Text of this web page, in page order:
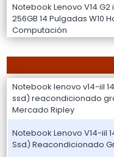
Notebook Lenovo V14 G2
256GB 14 Pulgadas W10
Computación
Notebook lenovo v14-iil
ssd) reacondicionado
Mercado Ripley
Notebook Lenovo V14-iil
Ssd) Reacondicionado